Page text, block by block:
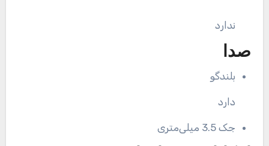
ندارد
صدا
بلندگو
دارد
جک 3.5 میلی‌متری